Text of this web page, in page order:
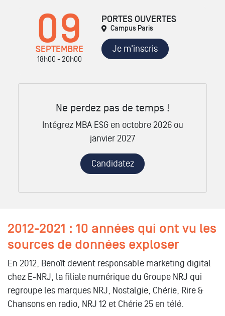
09
SEPTEMBRE
18h00 - 20h00
PORTES OUVERTES
Campus Paris
Je m'inscris
Ne perdez pas de temps !
Intégrez MBA ESG en octobre 2026 ou
janvier 2027
Candidatez
2012-2021 : 10 années qui ont vu les
sources de données exploser
En 2012, Benoît devient responsable marketing digital
chez E-NRJ, la filiale numérique du Groupe NRJ qui
regroupe les marques NRJ, Nostalgie, Chérie, Rire &
Chansons en radio, NRJ 12 et Chérie 25 en télé.